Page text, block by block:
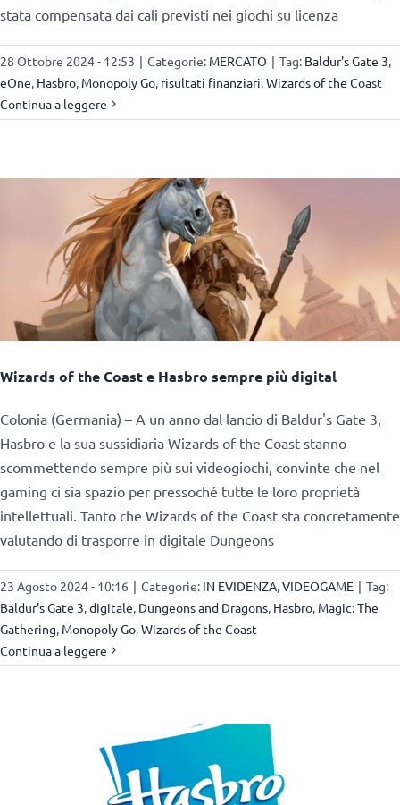
stata compensata dai cali previsti nei giochi su licenza
28 Ottobre 2024 - 12:53 | Categorie: MERCATO | Tag: Baldur's Gate 3,
eOne, Hasbro, Monopoly Go, risultati finanziari,Wizards of the Coast
Continua a leggere
Wizards of the Coast e Hasbro sempre più digital
Colonia (Germania) – A un anno dal lancio di Baldur's Gate 3,
Hasbro e la sua sussidiaria Wizards of the Coast stanno
scommettendo sempre più sui videogiochi, convinte che nel
gaming ci sia spazio per pressoché tutte le loro proprietà
intellettuali. Tanto che Wizards of the Coast sta concretamente
valutando di trasporre in digitale Dungeons
23 Agosto 2024 - 10:16 | Categorie: IN EVIDENZA,VIDEOGAME | Tag:
Baldur's Gate 3,digitale, Dungeons and Dragons, Hasbro, Magic: The
Gathering, Monopoly Go,Wizards of the Coast
Continua a leggere